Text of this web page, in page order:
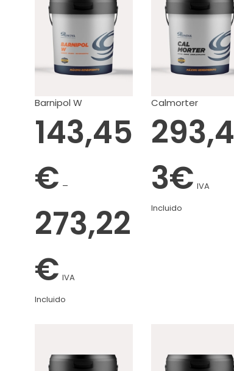
Barnipol W
143,45
€ –
273,22
€ IVA
Incluido
Calmorter
293,4
3€ IVA
Incluido